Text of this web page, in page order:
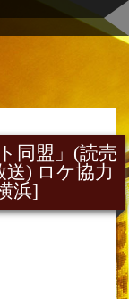
同盟」(読売
) ロケ協力
浜]